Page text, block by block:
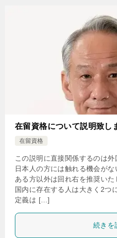
在留資格について説明致し
在留資格
この説明に直接関係するのは
日本人の方には触れる機会が
ある方以外は回れ右を推奨い
国内に存在する人は大きく2つ
定義は […]
続きを